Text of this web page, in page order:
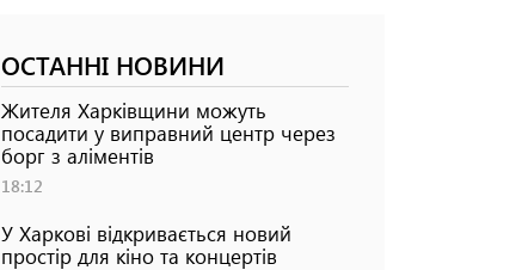
ОСТАННІ НОВИНИ
Жителя Харківщини можуть
посадити у виправний центр через
борг з аліментів
18:12
У Харкові відкривається новий
простір для кіно та концертів